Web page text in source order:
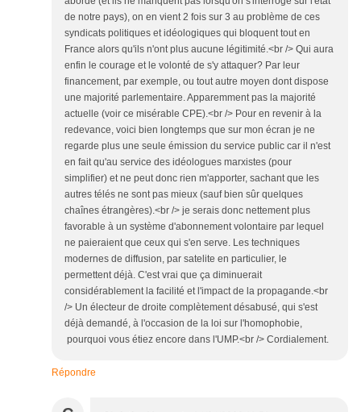
de notre pays), on en vient 2 fois sur 3 au problème de ces
syndicats politiques et idéologiques qui bloquent tout en
France alors qu'ils n'ont plus aucune légitimité.<br /> Qui aura
enfin le courage et le volonté de s'y attaquer? Par leur
financement, par exemple, ou tout autre moyen dont dispose
une majorité parlementaire. Apparemment pas la majorité
actuelle (voir ce misérable CPE).<br /> Pour en revenir à la
redevance, voici bien longtemps que sur mon écran je ne
regarde plus une seule émission du service public car il n'est
en fait qu'au service des idéologues marxistes (pour
simplifier) et ne peut donc rien m'apporter, sachant que les
autres télés ne sont pas mieux (sauf bien sûr quelques
chaînes étrangères).<br /> je serais donc nettement plus
favorable à un système d'abonnement volontaire par lequel
ne paieraient que ceux qui s'en serve. Les techniques
modernes de diffusion, par satelite en particulier, le
permettent déjà. C'est vrai que ça diminuerait
considérablement la facilité et l'impact de la propagande.<br
/> Un électeur de droite complètement désabusé, qui s'est
déjà demandé, à l'occasion de la loi sur l'homophobie,
pourquoi vous étiez encore dans l'UMP.<br /> Cordialement.
Répondre